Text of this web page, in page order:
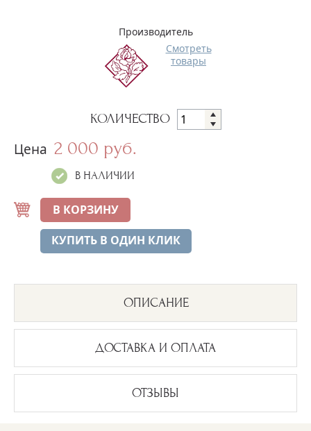
Производитель
Смотреть
товары
КОЛИЧЕСТВО
Цена 2 000 руб.
В НАЛИЧИИ
В КОРЗИНУ
КУПИТЬ В ОДИН КЛИК
ОПИСАНИЕ
ДОСТАВКА И ОПЛАТА
ОТЗЫВЫ